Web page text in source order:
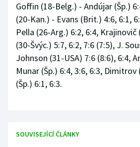
Goffin (18-Belg.) - Andújar (Šp.)
(20-Kan.) - Evans (Brit.) 4:6, 6:1,
Pella (26-Arg.) 6:2, 6:4, Krajinovič
(30-Švýc.) 5:7, 6:2, 7:6 (7:5), J.
Johnson (31-USA) 7:6 (8:6), 6:4,
Munar (Šp.) 6:4, 3:6, 6:3, Dimitrov
(Šp.) 6:1, 6:3.
SOUVISEJÍCÍ ČLÁNKY